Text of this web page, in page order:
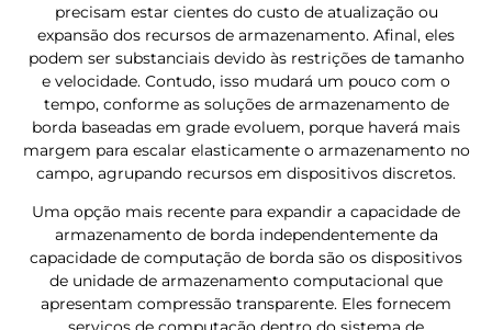
precisam estar cientes do custo de atualização ou
expansão dos recursos de armazenamento. Afinal, eles
podem ser substanciais devido às restrições de tamanho
e velocidade. Contudo, isso mudará um pouco com o
tempo, conforme as soluções de armazenamento de
borda baseadas em grade evoluem, porque haverá mais
margem para escalar elasticamente o armazenamento no
campo, agrupando recursos em dispositivos discretos.
Uma opção mais recente para expandir a capacidade de
armazenamento de borda independentemente da
capacidade de computação de borda são os dispositivos
de unidade de armazenamento computacional que
apresentam compressão transparente. Eles fornecem